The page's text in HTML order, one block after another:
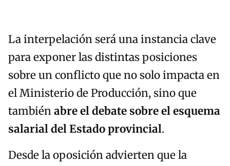
La interpelación será una instancia clave
para exponer las distintas posiciones
sobre un conflicto que no solo impacta en
el Ministerio de Producción, sino que
tambiénabre el debate sobre el esquema
salarial del Estado provincial.
Desde la oposición advierten que la